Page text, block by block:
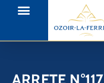
ARRETE